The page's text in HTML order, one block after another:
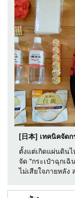
[日本] เทคนิคจัด
ตั้งแต่เกิดแผ่นดิน
จัด "กระเป๋าฉุกเ
ไม่เสียใจภายหลั